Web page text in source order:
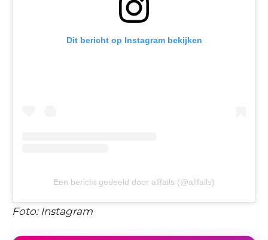
Dit bericht op Instagram bekijken
Een bericht gedeeld door allfails (@allfails)
Foto: Instagram